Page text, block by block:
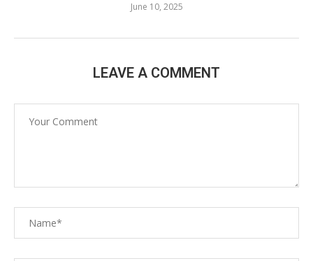
June 10, 2025
LEAVE A COMMENT